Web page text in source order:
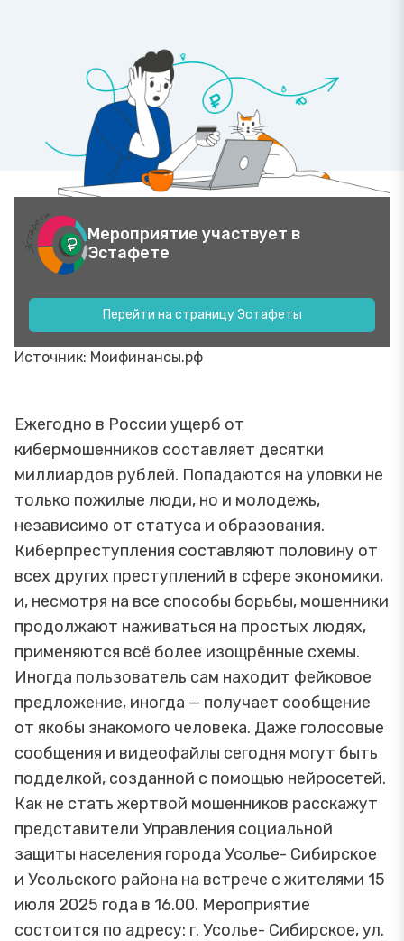
Мероприятие участвует в
Эстафете
Перейти на страницу Эстафеты
Источник: Моифинансы.рф
Ежегодно в России ущерб от
кибермошенников составляет десятки
миллиардов рублей. Попадаются на уловки не
только пожилые люди, но и молодежь,
независимо от статуса и образования.
Киберпреступления составляют половину от
всех других преступлений в сфере экономики,
и, несмотря на все способы борьбы, мошенники
продолжают наживаться на простых людях,
применяются всё более изощрённые схемы.
Иногда пользователь сам находит фейковое
предложение, иногда — получает сообщение
от якобы знакомого человека. Даже голосовые
сообщения и видеофайлы сегодня могут быть
подделкой, созданной с помощью нейросетей.
Как не стать жертвой мошенников расскажут
представители Управления социальной
защиты населения города Усолье- Сибирское
и Усольского района на встрече с жителями 15
июля 2025 года в 16.00. Мероприятие
состоится по адресу: г. Усолье- Сибирское, ул.